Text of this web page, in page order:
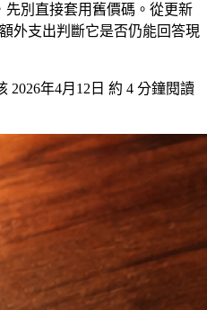
先別直接套用舊價碼。從更新
外支出判斷它是否仍能回答現
2026年4月12日 約 4 分鐘閱讀